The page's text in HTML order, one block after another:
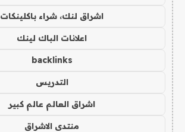
اشراق لنك، شراء باكلينكات
اعلانات الباك لينك
backlinks
التدريس
اشراق العالم عالم كبير
منتدى الاشراق